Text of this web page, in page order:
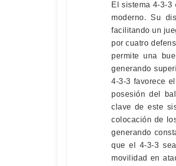
El sistema 4-3-3
moderno. Su
facilitando un
por cuatro
permite una
generando
4-3-3 favorece
posesión del
clave de este
colocación de
generando
que el 4-3-3
movilidad en